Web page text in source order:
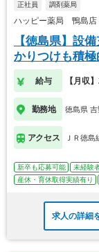
正社員 調剤薬局
ハッピー薬局 鴨島店
【徳島県】設
かりつけも積極
給与 【月収
勤務地 徳島県
アクセス ＪＲ徳
新卒も応募可能 未経験
産休・育休取得実績有り
求人の詳細